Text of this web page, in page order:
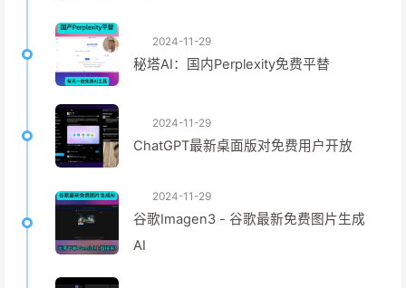
2024-11-29
秘塔AI：国内Perplexity免费平替
2024-11-29
ChatGPT最新桌面版对免费用户开放
2024-11-29
谷歌Imagen3 - 谷歌最新免费图片生成
AI